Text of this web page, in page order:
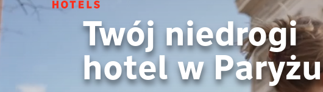
Twój niedrogi
hotel w Paryżu